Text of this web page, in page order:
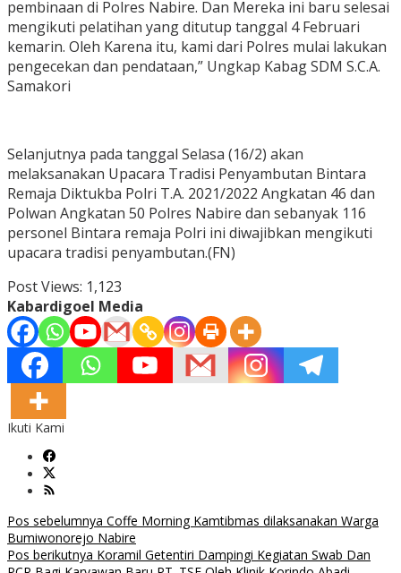
pembinaan di Polres Nabire. Dan Mereka ini baru selesai
mengikuti pelatihan yang ditutup tanggal 4 Februari
kemarin. Oleh Karena itu, kami dari Polres mulai lakukan
pengecekan dan pendataan,” Ungkap Kabag SDM S.C.A.
Samakori
Selanjutnya pada tanggal Selasa (16/2) akan
melaksanakan Upacara Tradisi Penyambutan Bintara
Remaja Diktukba Polri T.A. 2021/2022 Angkatan 46 dan
Polwan Angkatan 50 Polres Nabire dan sebanyak 116
personel Bintara remaja Polri ini diwajibkan mengikuti
upacara tradisi penyambutan.(FN)
Post Views: 1,123
Kabardigoel Media
Ikuti Kami
Navigasi
pos
Pos sebelumnya Coffe Morning Kamtibmas dilaksanakan Warga
Bumiwonorejo Nabire
Pos berikutnya Koramil Getentiri Dampingi Kegiatan Swab Dan